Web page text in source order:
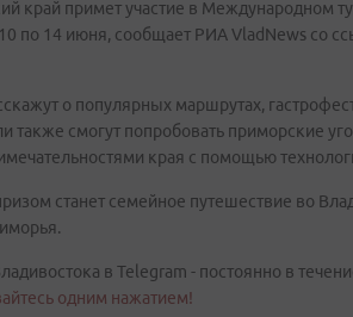
край примет участие в Международном
по 14 июня, сообщает РИА VladNews со
о популярных маршрутах,
также смогут попробовать приморские
края с помощью
станет семейное путешествие во
в Telegram - постоянно в
одним нажатием!